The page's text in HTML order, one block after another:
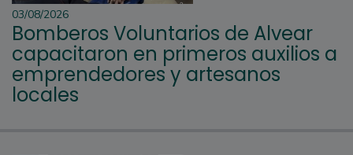
03/08/2026
Bomberos Voluntarios de Alvear
capacitaron en primeros auxilios a
emprendedores y artesanos
locales